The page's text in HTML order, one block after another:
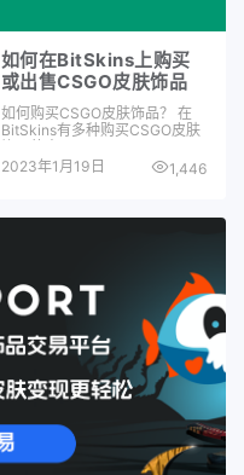
如何在BitSkins上购买
或出售CSGO皮肤饰品
如何购买CSGO皮肤饰品？ 在
BitSkins有多种购买CSGO皮肤
2023年1月19日
1,446